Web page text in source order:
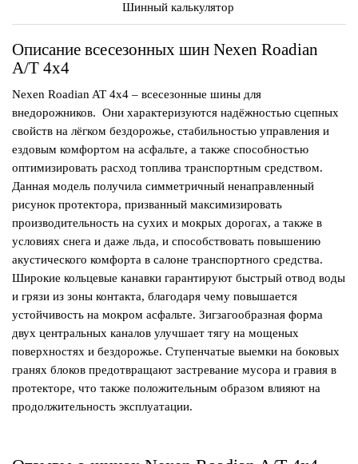
Шинный калькулятор
Описание всесезонных шин Nexen Roadian
A/T 4x4
Nexen Roadian AT 4x4 – всесезонные шины для
внедорожников. Они характеризуются надёжностью сцепных
свойств на лёгком бездорожье, стабильностью управления и
ездовым комфортом на асфальте, а также способностью
оптимизировать расход топлива транспортным средством.
Данная модель получила симметричный ненаправленный
рисунок протектора, призванный максимизировать
производительность на сухих и мокрых дорогах, а также в
условиях снега и даже льда, и способствовать повышению
акустического комфорта в салоне транспортного средства.
Широкие кольцевые канавки гарантируют быстрый отвод воды
и грязи из зоны контакта, благодаря чему повышается
устойчивость на мокром асфальте. Зигзагообразная форма
двух центральных каналов улучшает тягу на мощеных
поверхностях и бездорожье. Ступенчатые выемки на боковых
гранях блоков предотвращают застревание мусора и гравия в
протекторе, что также положительным образом влияют на
продолжительность эксплуатации.